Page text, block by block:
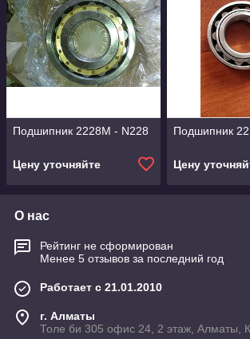
Подшипник 2228М - N228
Цену уточняйте
Подшипник
Цену
О нас
Рейтинг не сформирован
Менее 5 отзывов за последний год
Работает с 21.01.2010
г. Алматы
Толе би 305 офис 24, 2 этаж, Алматы,